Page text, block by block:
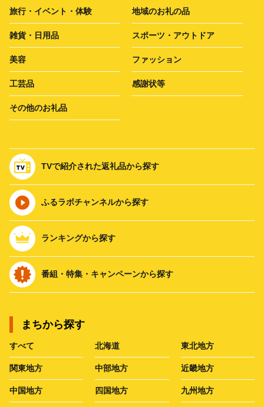
旅行・イベント・体験 地域のお礼の品
雑貨・日用品 スポーツ・アウトドア
美容 ファッション
工芸品 感謝状等
その他のお礼品
TVで紹介された返礼品から探す
ふるラボチャンネルから探す
ランキングから探す
番組・特集・キャンペーンから探す
まちから探す
すべて 北海道 東北地方
関東地方 中部地方 近畿地方
中国地方 四国地方 九州地方